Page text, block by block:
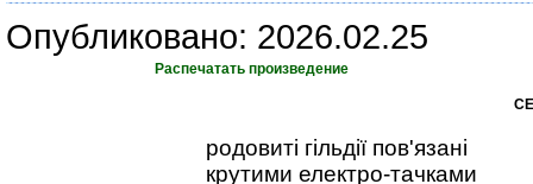
Опубликовано: 2026.02.25
Распечатать произведение
родовиті гільдії пов'язані
крутими електро-тачками